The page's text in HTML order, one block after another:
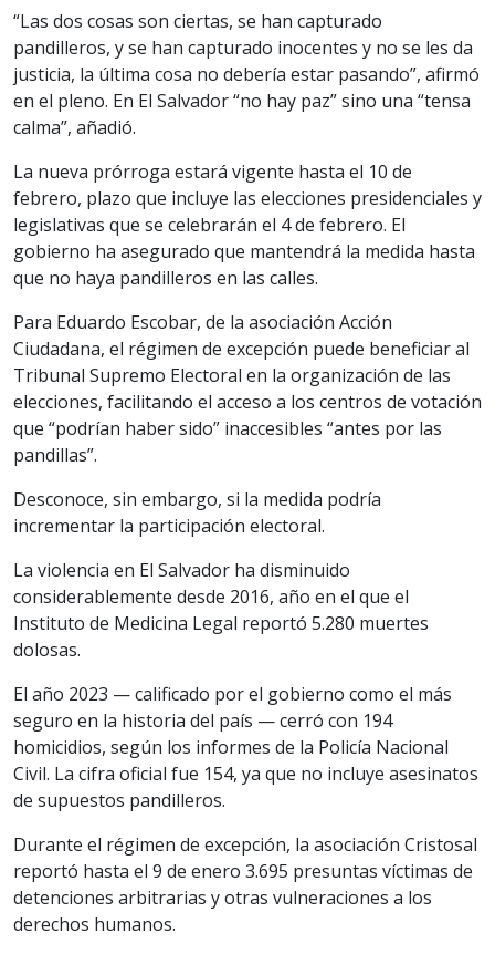
“Las dos cosas son ciertas, se han capturado
pandilleros, y se han capturado inocentes y no se les da
justicia, la última cosa no debería estar pasando”, afirmó
en el pleno. En El Salvador “no hay paz” sino una “tensa
calma”, añadió.
La nueva prórroga estará vigente hasta el 10 de
febrero, plazo que incluye las elecciones presidenciales y
legislativas que se celebrarán el 4 de febrero. El
gobierno ha asegurado que mantendrá la medida hasta
que no haya pandilleros en las calles.
Para Eduardo Escobar, de la asociación Acción
Ciudadana, el régimen de excepción puede beneficiar al
Tribunal Supremo Electoral en la organización de las
elecciones, facilitando el acceso a los centros de votación
que “podrían haber sido” inaccesibles “antes por las
pandillas”.
Desconoce, sin embargo, si la medida podría
incrementar la participación electoral.
La violencia en El Salvador ha disminuido
considerablemente desde 2016, año en el que el
Instituto de Medicina Legal reportó 5.280 muertes
dolosas.
El año 2023 — calificado por el gobierno como el más
seguro en la historia del país — cerró con 194
homicidios, según los informes de la Policía Nacional
Civil. La cifra oficial fue 154, ya que no incluye asesinatos
de supuestos pandilleros.
Durante el régimen de excepción, la asociación Cristosal
reportó hasta el 9 de enero 3.695 presuntas víctimas de
detenciones arbitrarias y otras vulneraciones a los
derechos humanos.